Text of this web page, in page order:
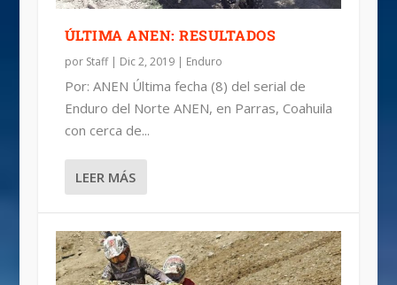
ÚLTIMA ANEN: RESULTADOS
por Staff| Dic 2, 2019| Enduro
Por: ANEN Última fecha (8) del serial de
Enduro del Norte ANEN, en Parras, Coahuila
con cerca de...
LEER MÁS